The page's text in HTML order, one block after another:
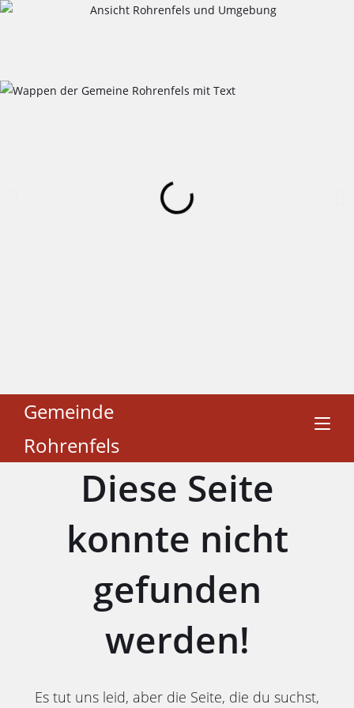
Gemeinde
Rohrenfels
Diese Seite
konnte nicht
gefunden
werden!
Es tut uns leid, aber die Seite, die du suchst,